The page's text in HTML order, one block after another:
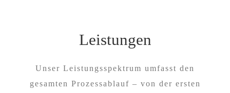
Leistungen
Unser Leistungsspektrum umfasst den
gesamten Prozessablauf – von der ersten